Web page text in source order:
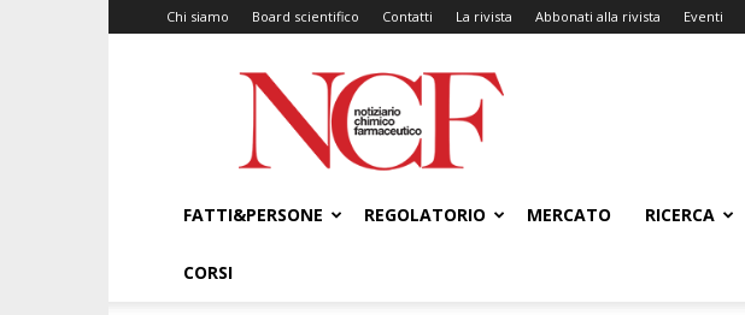
Chi siamo Board scientifico Contatti La rivista Abbonati alla rivista Eventi
NCF
–
Notiziario
Chimico
FATTI&PERSONE
REGOLATORIO MERCATO RICERCA
CORSI